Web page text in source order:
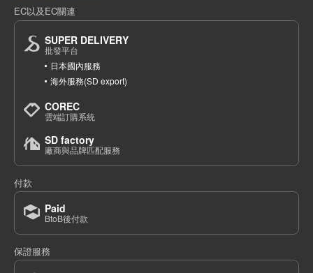
EC以及EC關連
SUPER DELIVERY
批發平台
日本國內服務
海外服務(SD export)
COREC
雲端訂購系統
SD factory
廠商與品牌匹配服務
付款
Paid
BtoB後付款
保證服務